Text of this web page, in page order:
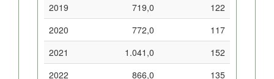
2019
719,0
122
2020
772,0
117
2021
1.041,0
152
2022
866,0
135